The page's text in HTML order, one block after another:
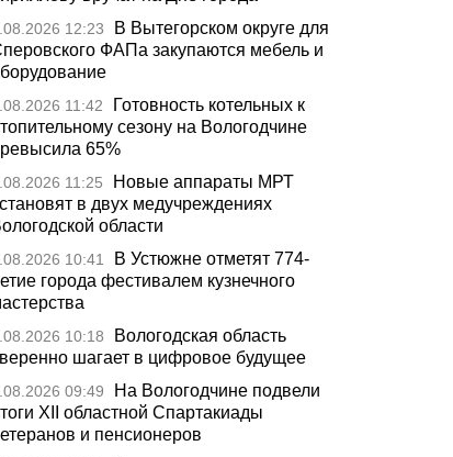
12:23
В Вытегорском округе для
ФАПа закупаются мебель и
11:42
Готовность котельных к
сезону на Вологодчине
65%
11:25
Новые аппараты МРТ
в двух медучреждениях
области
10:41
В Устюжне отметят 774-
города фестивалем кузнечного
10:18
Вологодская область
шагает в цифровое будущее
09:49
На Вологодчине подвели
XII областной Спартакиады
и пенсионеров